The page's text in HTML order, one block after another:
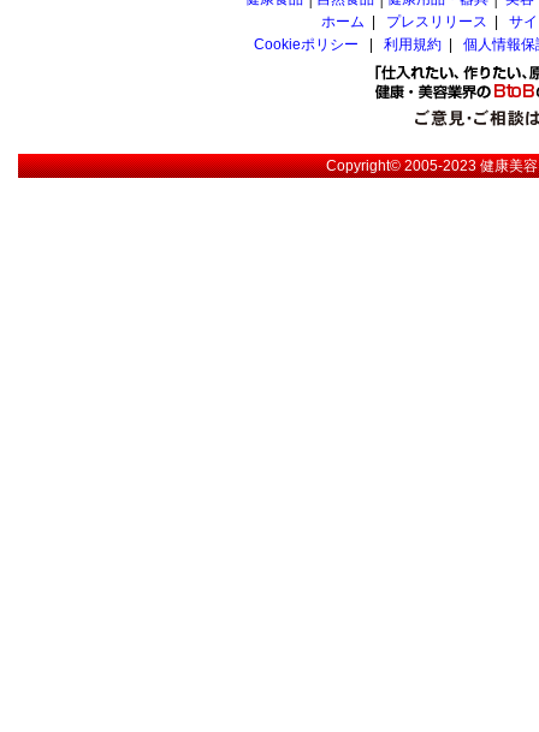
ホーム
プレスリリース
サ
Cookieポリシー
利用規約 個人情報
Copyright© 2005-2023健康美